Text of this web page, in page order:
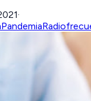
·
Pandemia